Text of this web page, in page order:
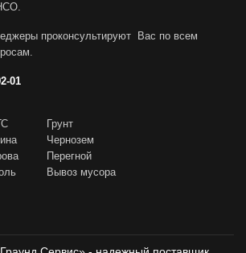
проконсультируют Вас по всем
01
Грунт
Чернозем
Перегной
Вывоз мусора